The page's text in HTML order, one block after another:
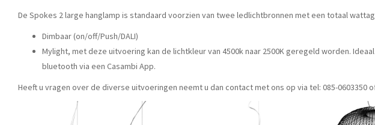
De Spokes 2 large hanglamp is standaard voorzien van twee ledlichtbronnen met een totaal
Dimbaar (on/off/Push/DALI)
Mylight, met deze uitvoering kan de lichtkleur van 4500k naar 2500K geregeld worden.
bluetooth via een Casambi App.
Heeft u vragen over de diverse uitvoeringen neemt u dan contact met ons op via tel: 085-0603350